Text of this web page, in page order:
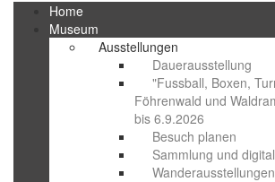
Home
Museum
Ausstellungen
Dauerausstellung
"Fussball, Boxen,
Föhrenwald und
bis 6.9.2026
Besuch planen
Sammlung und
Wanderausstellungen